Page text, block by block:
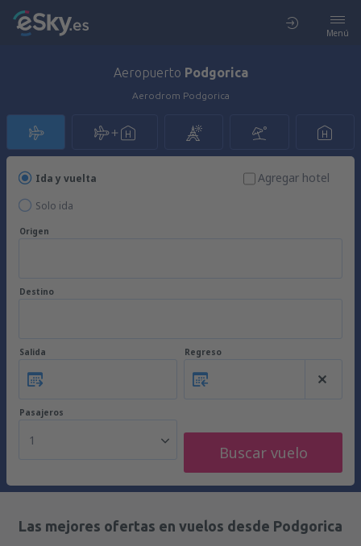
Menú
Aeropuerto Podgorica
Aerodrom Podgorica
Ida y vuelta
Solo ida
Agregar hotel
Origen
Destino
Salida Regreso
Pasajeros
1
Buscar vuelo
Las mejores ofertas en vuelos desde Podgorica